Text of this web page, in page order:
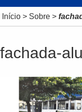
Início> Sobre>
fachada-